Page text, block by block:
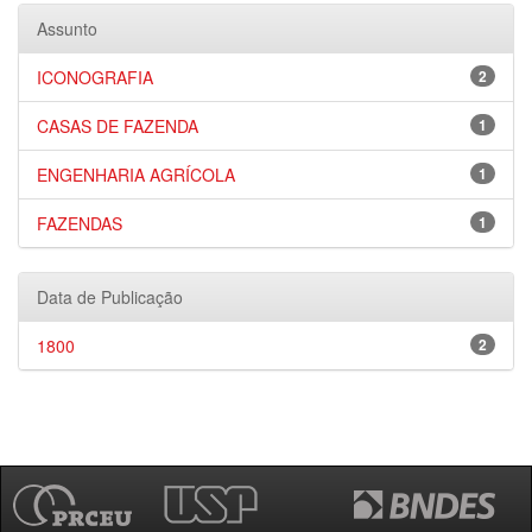
Assunto
2
ICONOGRAFIA
1
CASAS DE FAZENDA
1
ENGENHARIA AGRÍCOLA
1
FAZENDAS
Data de Publicação
2
1800